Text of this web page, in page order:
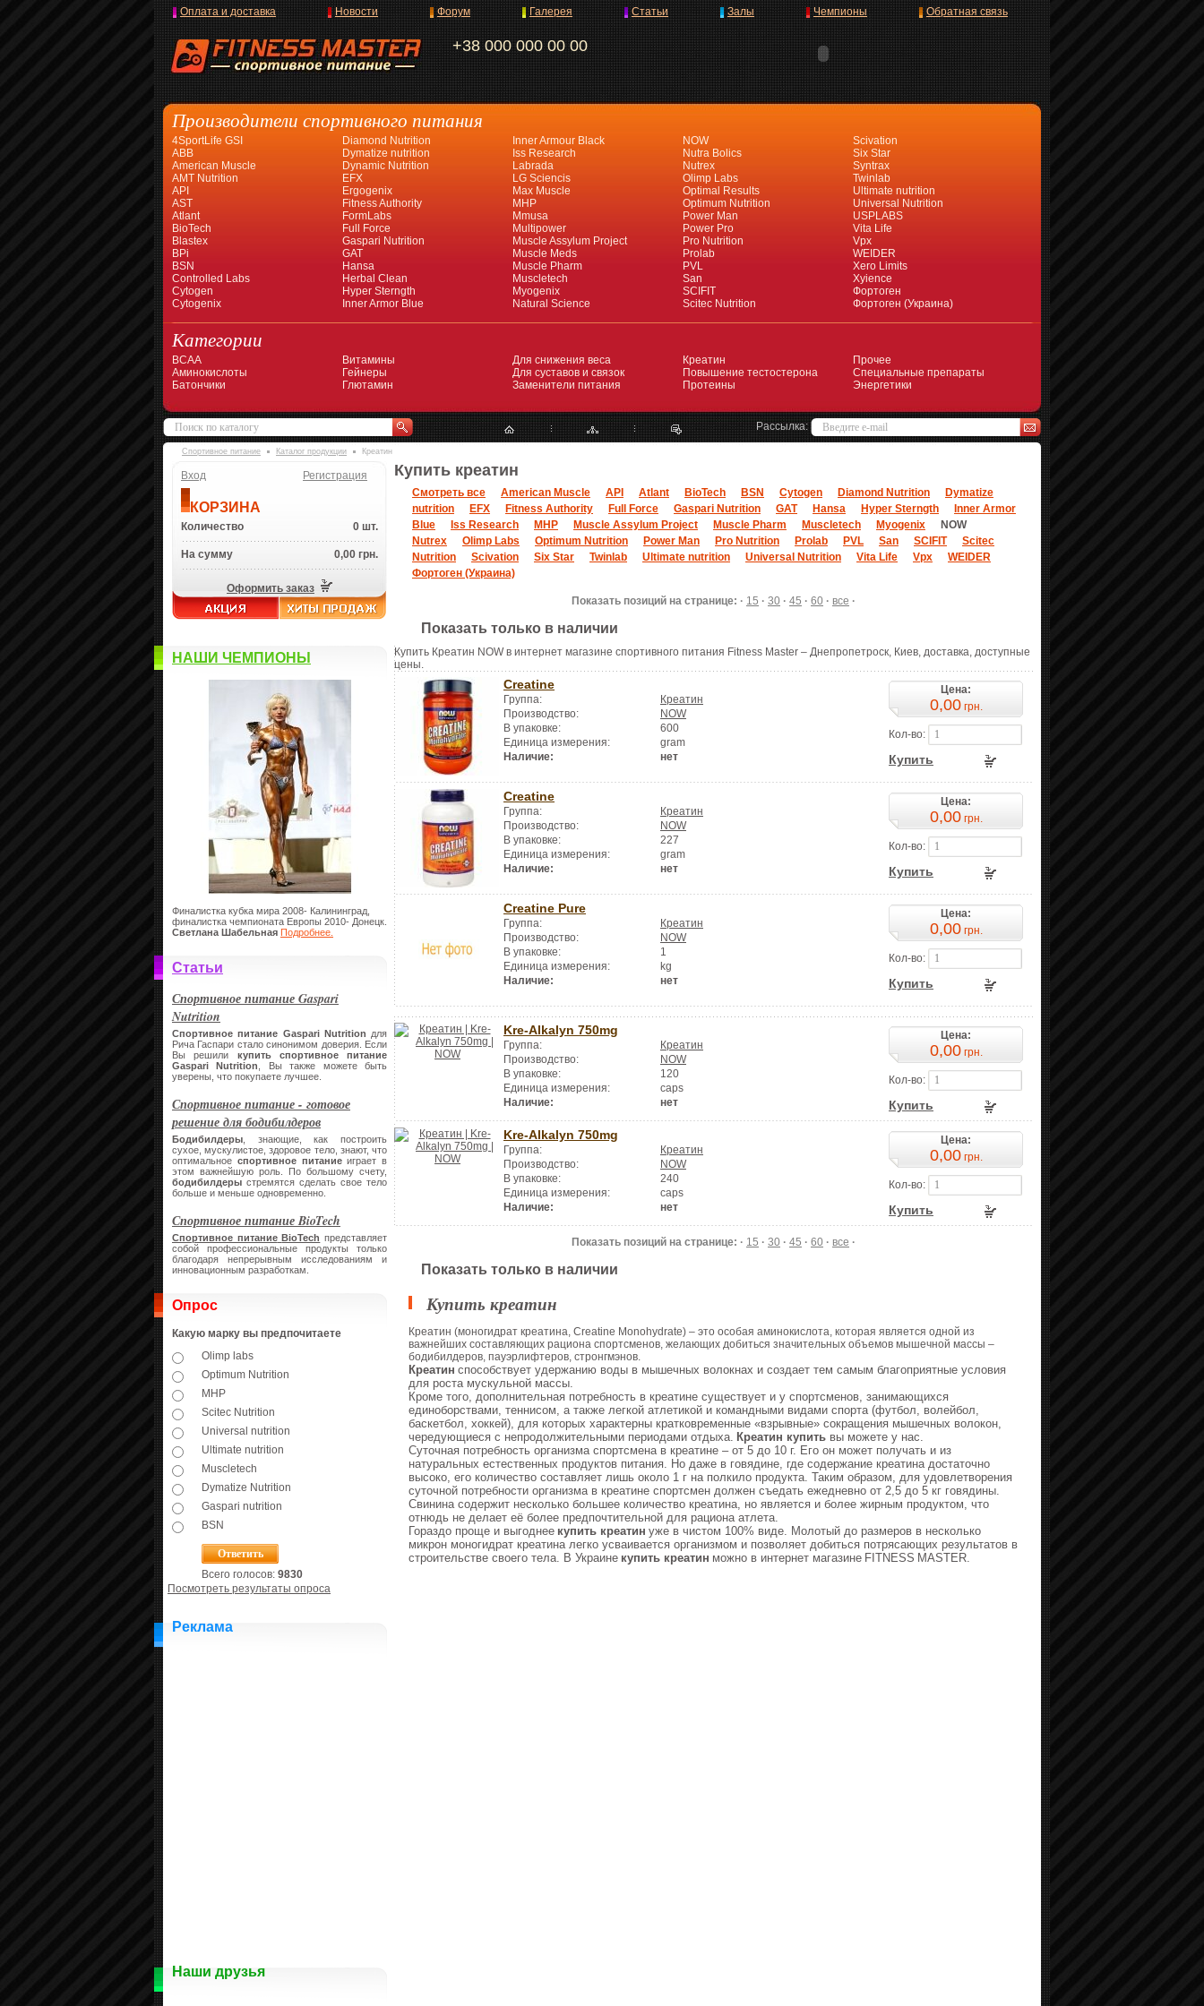
+38 000 000 00 00
Оплата и доставка Новости Форум Галерея Статьи Залы Чемпионы Обратная связь
Производители спортивного питания
4SportLife GSI
ABB
American Muscle
AMT Nutrition
API
AST
Atlant
BioTech
Blastex
BPi
BSN
Controlled Labs
Cytogen
Cytogenix
Diamond Nutrition
Dymatize nutrition
Dynamic Nutrition
EFX
Ergogenix
Fitness Authority
FormLabs
Full Force
Gaspari Nutrition
GAT
Hansa
Herbal Clean
Hyper Sterngth
Inner Armor Blue
Inner Armour Black
Iss Research
Labrada
LG Sciencis
Max Muscle
MHP
Mmusa
Multipower
Muscle Assylum Project
Muscle Meds
Muscle Pharm
Muscletech
Myogenix
Natural Science
NOW
Nutra Bolics
Nutrex
Olimp Labs
Optimal Results
Optimum Nutrition
Power Man
Power Pro
Pro Nutrition
Prolab
PVL
San
SCIFIT
Scitec Nutrition
Scivation
Six Star
Syntrax
Twinlab
Ultimate nutrition
Universal Nutrition
USPLABS
Vita Life
Vpx
WEIDER
Xero Limits
Xyience
Фортоген
Фортоген (Украина)
Категории
BCAA
Аминокислоты
Батончики
Витамины
Гейнеры
Глютамин
Для снижения веса
Для суставов и связок
Заменители питания
Креатин
Повышение тестостерона
Протеины
Прочее
Специальные препараты
Энергетики
Рассылка:
Спортивное питание Каталог продукции Креатин
Вход Регистрация
КОРЗИНА
Количество 0 шт.
На сумму 0,00 грн.
Оформить заказ
НАШИ ЧЕМПИОНЫ
Финалистка кубка мира 2008- Калининград,
финалистка чемпионата Европы 2010- Донецк.
Светлана Шабельная Подробнее.
Статьи
Спортивное питание Gaspari
Nutrition
Спортивное питание Gaspari Nutrition для
Рича Гаспари стало синонимом доверия. Если
Вы решили купить спортивное питание
Gaspari
Nutrition
, Вы также можете быть
уверены, что покупаете лучшее.
Спортивное питание - готовое
решение для бодибилдеров
Бодибилдеры , знающие, как построить
сухое, мускулистое, здоровое тело, знают, что
оптимальное спортивное питаниеиграет в
этом важнейшую роль. По большому счету,
бодибилдеры стремятся сделать свое тело
больше и меньше одновременно.
Спортивное питание BioTech
Спортивное питание BioTech представляет
собой профессиональные продукты только
благодаря непрерывным исследованиям и
инновационным разработкам.
Опрос
Какую марку вы предпочитаете
Olimp labs
Optimum Nutrition
MHP
Scitec Nutrition
Universal nutrition
Ultimate nutrition
Muscletech
Dymatize Nutrition
Gaspari nutrition
BSN
Всего голосов: 9830
Посмотреть результаты опроса
Реклама
Наши друзья
Купить креатин
Смотреть все American Muscle API Atlant BioTech BSN Cytogen Diamond Nutrition
Dymatize
nutrition
EFX Fitness Authority Full Force Gaspari Nutrition GAT Hansa Hyper Sterngth
Inner Armor
Blue
Iss Research MHP Muscle Assylum Project Muscle Pharm Muscletech Myogenix
NOW
Nutrex
Olimp Labs Optimum Nutrition Power Man Pro Nutrition Prolab PVL San SCIFIT
Scitec
Nutrition
Scivation Six Star Twinlab Ultimate nutrition Universal Nutrition Vita Life Vpx
WEIDER
Фортоген (Украина)
Показать позиций на странице: · 15 · 30 · 45 · 60 · все ·
Показать только в наличии
Купить Креатин NOW в интернет магазине спортивного питания Fitness Master – Днепропетроск, Киев, доставка, доступные
цены.
Creatine
Группа:
Креатин
Производство:
NOW
В упаковке:
600
Единица измерения:
gram
Наличие:
нет
Цена:
0,00грн.
Кол-во:
Купить
Creatine
Группа:
Креатин
Производство:
NOW
В упаковке:
227
Единица измерения:
gram
Наличие:
нет
Цена:
0,00грн.
Кол-во:
Купить
Creatine Pure
Группа:
Креатин
Производство:
NOW
В упаковке:
1
Единица измерения:
kg
Наличие:
нет
Цена:
0,00грн.
Кол-во:
Купить
Kre-Alkalyn 750mg
Группа:
Креатин
Производство:
NOW
В упаковке:
120
Единица измерения:
caps
Наличие:
нет
Цена:
0,00грн.
Кол-во:
Купить
Kre-Alkalyn 750mg
Группа:
Креатин
Производство:
NOW
В упаковке:
240
Единица измерения:
caps
Наличие:
нет
Цена:
0,00грн.
Кол-во:
Купить
Показать позиций на странице: · 15 · 30 · 45 · 60 · все ·
Показать только в наличии
Купить креатин
Креатин (моногидрат креатина, Creatine Monohydrate) – это особая аминокислота, которая является одной из
важнейших составляющих рациона спортсменов, желающих добиться значительных объемов мышечной массы –
бодибилдеров, пауэрлифтеров, стронгмэнов.
Креатин способствует удержанию воды в мышечных волокнах и создает тем самым благоприятные условия
для роста мускульной массы.
Кроме того, дополнительная потребность в креатине существует и у спортсменов, занимающихся
единоборствами, теннисом, а также легкой атлетикой и командными видами спорта (футбол, волейбол,
баскетбол, хоккей), для которых характерны кратковременные «взрывные» сокращения мышечных волокон,
чередующиеся с непродолжительными периодами отдыха. Креатин купить вы можете у нас.
Суточная потребность организма спортсмена в креатине – от 5 до 10 г. Его он может получать и из
натуральных естественных продуктов питания. Но даже в говядине, где содержание креатина достаточно
высоко, его количество составляет лишь около 1 г на полкило продукта. Таким образом, для удовлетворения
суточной потребности организма в креатине спортсмен должен съедать ежедневно от 2,5 до 5 кг говядины.
Свинина содержит несколько большее количество креатина, но является и более жирным продуктом, что
отнюдь не делает её более предпочтительной для рациона атлета.
Гораздо проще и выгоднее купить креатин уже в чистом 100% виде. Молотый до размеров в несколько
микрон моногидрат креатина легко усваивается организмом и позволяет добиться потрясающих результатов в
строительстве своего тела. В Украине купить креатин можно в интернет магазине FITNESS MASTER